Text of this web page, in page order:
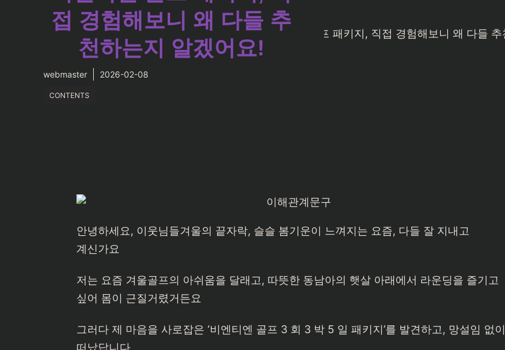
접 경험해보니 왜 다들 추
천하는지 알겠어요!
webmaster 2026-02-08
CONTENTS
안녕하세요, 이웃님들겨울의 끝자락, 슬슬 봄기운이 느껴지는 요즘, 다들 잘 지내고
계신가요
저는 요즘 겨울골프의 아쉬움을 달래고, 따뜻한 동남아의 햇살 아래에서 라운딩을 즐기고
싶어 몸이 근질거렸거든요
그러다 제 마음을 사로잡은 ‘비엔티엔 골프 3 회 3 박 5 일 패키지’를 발견하고, 망설임 없이
떠났답니다